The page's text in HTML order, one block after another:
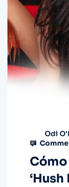
Odi
‘Hush